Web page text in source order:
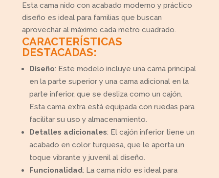
Esta cama nido con acabado moderno y práctico
diseño es ideal para familias que buscan
aprovechar al máximo cada metro cuadrado.
CARACTERÍSTICAS
DESTACADAS:
Diseño: Este modelo incluye una cama principal
en la parte superior y una cama adicional en la
parte inferior, que se desliza como un cajón.
Esta cama extra está equipada con ruedas para
facilitar su uso y almacenamiento.
Detalles adicionales: El cajón inferior tiene un
acabado en color turquesa, que le aporta un
toque vibrante y juvenil al diseño.
Funcionalidad: La cama nido es ideal para